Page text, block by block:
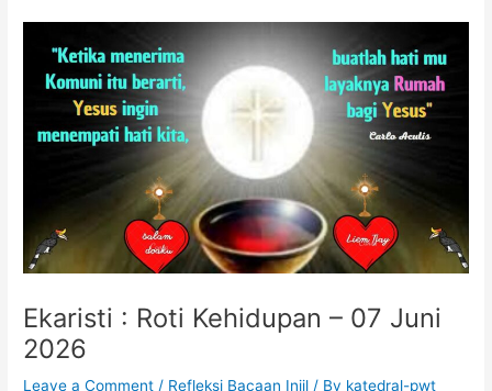
Ekaristi : Roti Kehidupan – 07 Juni
2026
Leave a Comment / Refleksi Bacaan Injil / By katedral-pwt